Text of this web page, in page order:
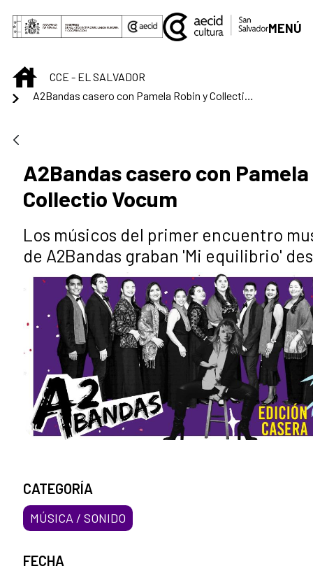
Saltar al contenido principal
MENÚ
INICIOCCE - EL SALVADOR
A2Bandas casero con
Collectio Vocum
Los músicos del primer encuentro
de A2Bandas graban 'Mi equilibrio'
CATEGORÍA
MÚSICA / SONIDO
FECHA